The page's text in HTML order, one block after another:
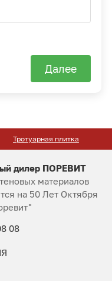
Далее
Тротуарная плитка
дилер ПОРЕВИТ
материалов
на 50 Лет Октября
08